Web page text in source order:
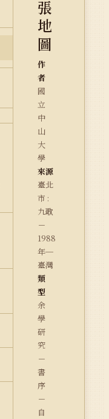
張
地
圖
作
者
國
立
中
山
大
學
來源
臺北
市 :
九歌
－
1988
年─
臺灣
類
型
余
學
研
究
－
書
序
－
自